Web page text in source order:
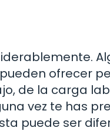
ofrecer
de la carga
vez te has
puede ser